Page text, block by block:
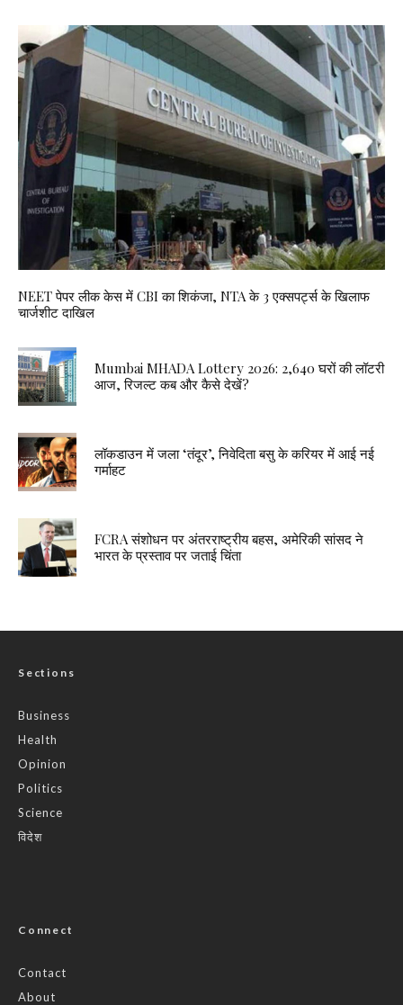
NEET पेपर लीक केस में CBI का शिकंजा, NTA के 3 एक्सपर्ट्स के खिलाफ
चार्जशीट दाखिल
Mumbai MHADA Lottery 2026: 2,640 घरों की लॉटरी
आज, रिजल्ट कब और कैसे देखें?
लॉकडाउन में जला ‘तंदूर’, निवेदिता बसु के करियर में आई नई
गर्माहट
FCRA संशोधन पर अंतरराष्ट्रीय बहस, अमेरिकी सांसद ने
भारत के प्रस्ताव पर जताई चिंता
Sections
Business
Health
Opinion
Politics
Science
विदेश
Connect
Contact
About